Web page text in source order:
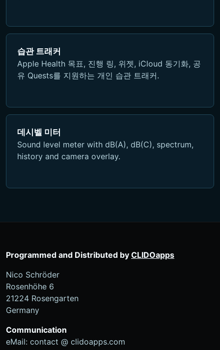
습관 트래커
Apple Health 목표, 진행 링, 위젯, iCloud 동기화, 공
유 Quests를 지원하는 개인 습관 트래커.
데시벨 미터
Sound level meter with dB(A), dB(C), spectrum,
history and camera overlay.
Programmed and Distributed by CLIDOapps
Nico Schröder
Rosenhöhe 6
21224 Rosengarten
Germany
Communication
eMail: contact @ clidoapps.com